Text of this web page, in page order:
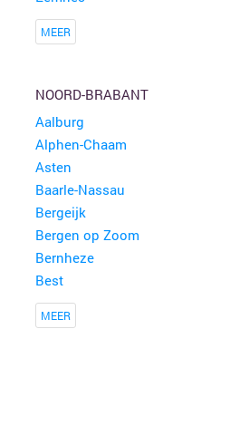
MEER
NOORD-BRABANT
Aalburg
Alphen-Chaam
Asten
Baarle-Nassau
Bergeijk
Bergen op Zoom
Bernheze
Best
MEER